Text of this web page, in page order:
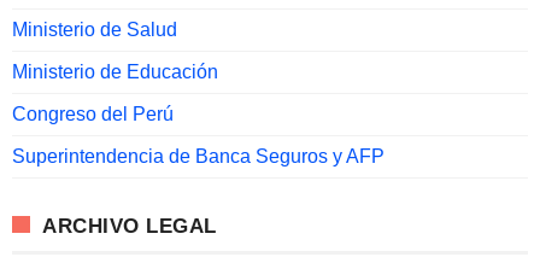
Ministerio de Salud
Ministerio de Educación
Congreso del Perú
Superintendencia de Banca Seguros y AFP
ARCHIVO LEGAL